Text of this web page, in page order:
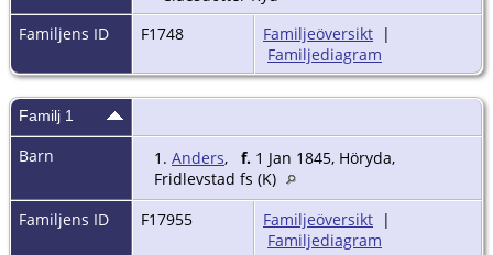
Familjens ID
F1748 Familjeöversikt |
Familjediagram
Familj 1
Barn 1. Anders, f. 1 Jan 1845, Höryda,
Fridlevstad fs (K)
Familjens ID
F17955 Familjeöversikt |
Familjediagram